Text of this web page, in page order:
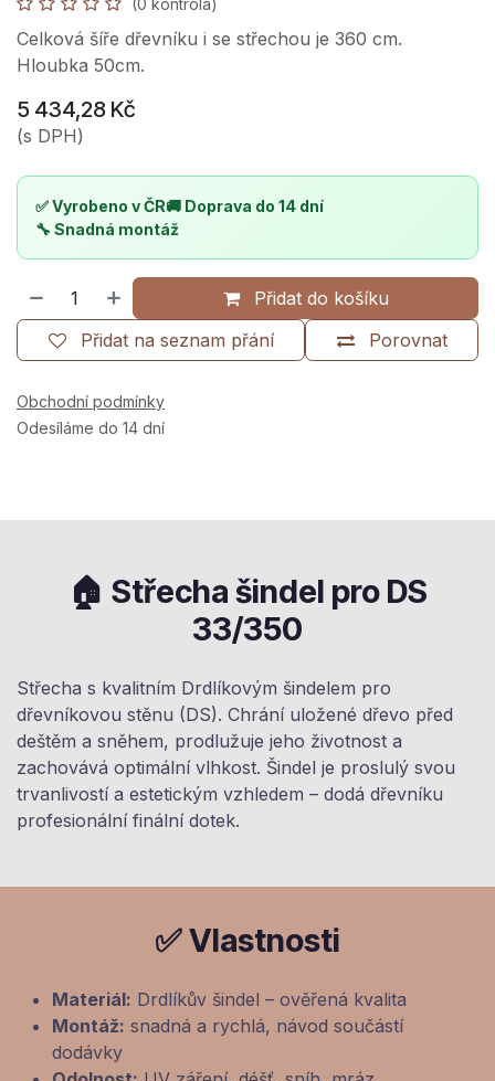
Celková šíře dřevníku i se střechou je 360 cm.
Hloubka 50cm.
5 434,28 Kč
(s DPH)
✅ Vyrobeno v ČR🚚 Doprava do 14 dní
🔧 Snadná montáž
Přidat do košíku
Porovnat
Přidat na seznam přání
Obchodní podmínky
Odesíláme do 14 dní
🏠 Střecha šindel pro DS
33/350
Střecha s kvalitním Drdlíkovým šindelem pro
dřevníkovou stěnu (DS). Chrání uložené dřevo před
deštěm a sněhem, prodlužuje jeho životnost a
zachovává optimální vlhkost. Šindel je proslulý svou
trvanlivostí a estetickým vzhledem – dodá dřevníku
profesionální finální dotek.
✅ Vlastnosti
Materiál: Drdlíkův šindel – ověřená kvalita
Montáž: snadná a rychlá, návod součástí
dodávky